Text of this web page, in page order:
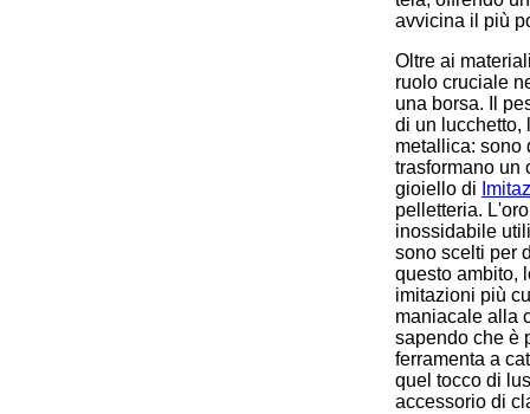
avvicina il più
Oltre ai
ruolo cruciale
una borsa. Il
di un lucchetto,
metallica: sono
trasformano un
gioiello di
pelletteria.
inossidabile
sono scelti per
questo ambito,
imitazioni più
maniacale alla
sapendo che è
ferramenta a
quel tocco di
accessorio di